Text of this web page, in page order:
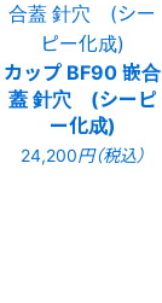
カップ BF90 嵌合
蓋 針穴 (シーピ
ー化成)
24,200円（税込）